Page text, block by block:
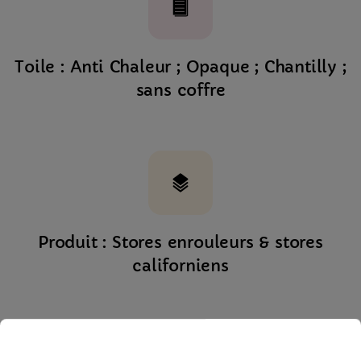
Toile : Anti Chaleur ; Opaque ; Chantilly ;
sans coffre
Produit : Stores enrouleurs & stores
californiens